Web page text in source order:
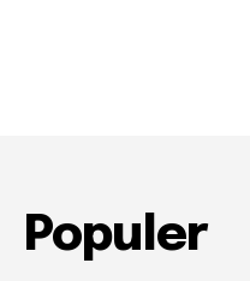
Populer